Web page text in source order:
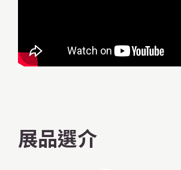
展品選介